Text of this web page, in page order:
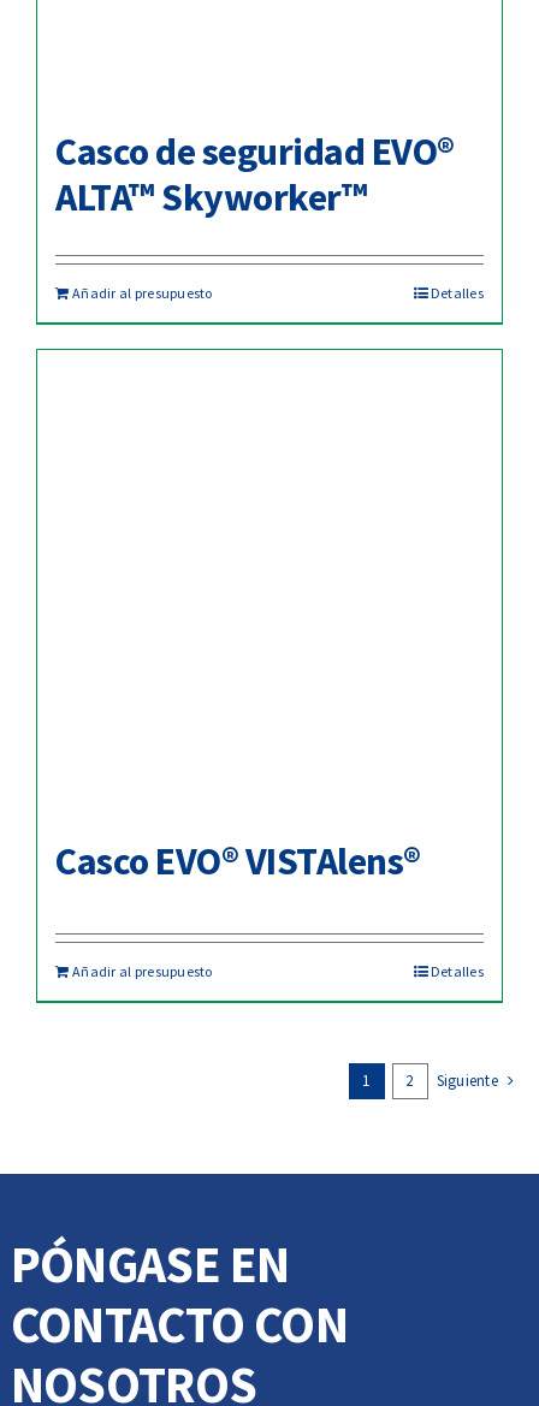
Casco de seguridad EVO®
ALTA™ Skyworker™
Añadir al presupuesto Detalles
Casco EVO® VISTAlens®
Añadir al presupuesto Detalles
1 2 Siguiente
PÓNGASE EN
CONTACTO CON
NOSOTROS